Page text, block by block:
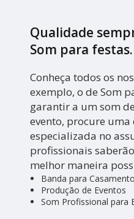
Qualidade
Som para festas.
Conheça todos os
exemplo, o de Som
garantir a um som
evento, procure uma
especializada no
profissionais
melhor maneira
Banda para Casamento
Produção de Eventos
Som Profissional para